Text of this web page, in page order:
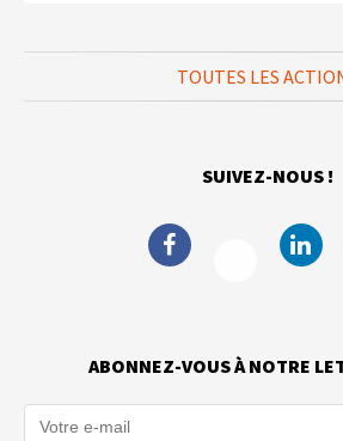
TOUTES LES
SUIVEZ-NOUS !
ABONNEZ-VOUS À NOTRE